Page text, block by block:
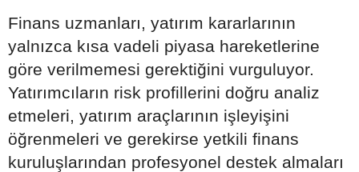
Finans uzmanları, yatırım kararlarının
yalnızca kısa vadeli piyasa hareketlerine
göre verilmemesi gerektiğini vurguluyor.
Yatırımcıların risk profillerini doğru analiz
etmeleri, yatırım araçlarının işleyişini
öğrenmeleri ve gerekirse yetkili finans
kuruluşlarından profesyonel destek almaları